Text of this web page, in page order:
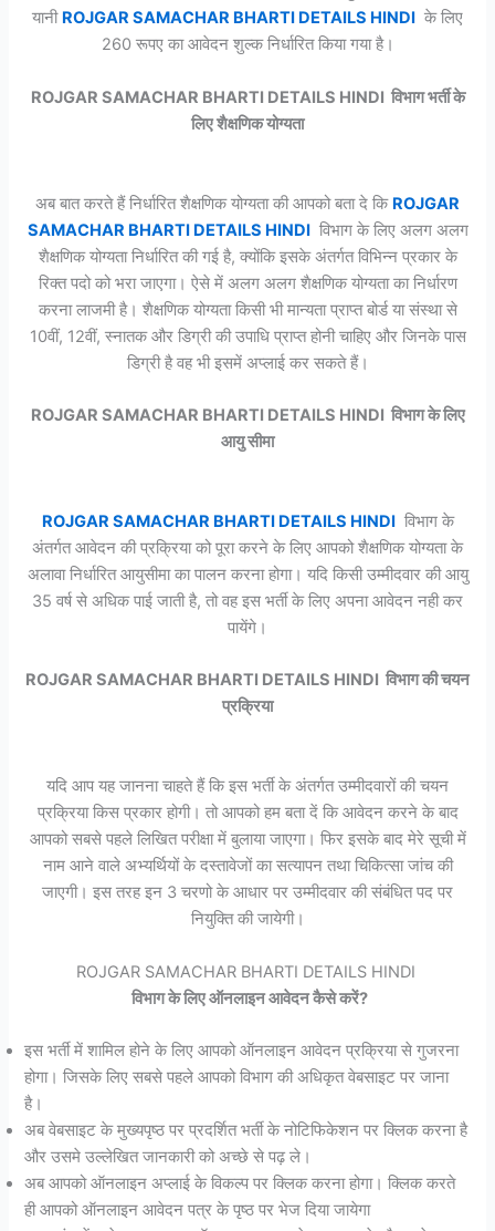
यानी ROJGAR SAMACHAR BHARTI DETAILS HINDI के लिए
260 रूपए का आवेदन शुल्क निर्धारित किया गया है।
ROJGAR SAMACHAR BHARTI DETAILS HINDI विभाग भर्ती के
लिए शैक्षणिक योग्यता
अब बात करते हैं निर्धारित शैक्षणिक योग्यता की आपको बता दे कि ROJGAR
SAMACHAR BHARTI DETAILS HINDIविभाग के लिए अलग अलग
शैक्षणिक योग्यता निर्धारित की गई है, क्योंकि इसके अंतर्गत विभिन्न प्रकार के
रिक्त पदो को भरा जाएगा। ऐसे में अलग अलग शैक्षणिक योग्यता का निर्धारण
करना लाजमी है। शैक्षणिक योग्यता किसी भी मान्यता प्राप्त बोर्ड या संस्था से
10वीं, 12वीं, स्नातक और डिग्री की उपाधि प्राप्त होनी चाहिए और जिनके पास
डिग्री है वह भी इसमें अप्लाई कर सकते हैं।
ROJGAR SAMACHAR BHARTI DETAILS HINDI विभाग के लिए
आयु सीमा
ROJGAR SAMACHAR BHARTI DETAILS HINDIविभाग के
अंतर्गत आवेदन की प्रक्रिया को पूरा करने के लिए आपको शैक्षणिक योग्यता के
अलावा निर्धारित आयुसीमा का पालन करना होगा। यदि किसी उम्मीदवार की आयु
35 वर्ष से अधिक पाई जाती है, तो वह इस भर्ती के लिए अपना आवेदन नही कर
पायेंगे।
ROJGAR SAMACHAR BHARTI DETAILS HINDI विभाग की चयन
प्रक्रिया
यदि आप यह जानना चाहते हैं कि इस भर्ती के अंतर्गत उम्मीदवारों की चयन
प्रक्रिया किस प्रकार होगी। तो आपको हम बता दें कि आवेदन करने के बाद
आपको सबसे पहले लिखित परीक्षा में बुलाया जाएगा। फिर इसके बाद मेरे सूची में
नाम आने वाले अभ्यर्थियों के दस्तावेजों का सत्यापन तथा चिकित्सा जांच की
जाएगी। इस तरह इन 3 चरणो के आधार पर उम्मीदवार की संबंधित पद पर
नियुक्ति की जायेगी।
ROJGAR SAMACHAR BHARTI DETAILS HINDI
विभाग के लिए ऑनलाइन आवेदन कैसे करें?
इस भर्ती में शामिल होने के लिए आपको ऑनलाइन आवेदन प्रक्रिया से गुजरना
होगा। जिसके लिए सबसे पहले आपको विभाग की अधिकृत वेबसाइट पर जाना
है।
अब वेबसाइट के मुख्यपृष्ठ पर प्रदर्शित भर्ती के नोटिफिकेशन पर क्लिक करना है
और उसमे उल्लेखित जानकारी को अच्छे से पढ़ ले।
अब आपको ऑनलाइन अप्लाई के विकल्प पर क्लिक करना होगा। क्लिक करते
ही आपको ऑनलाइन आवेदन पत्र के पृष्ठ पर भेज दिया जायेगा